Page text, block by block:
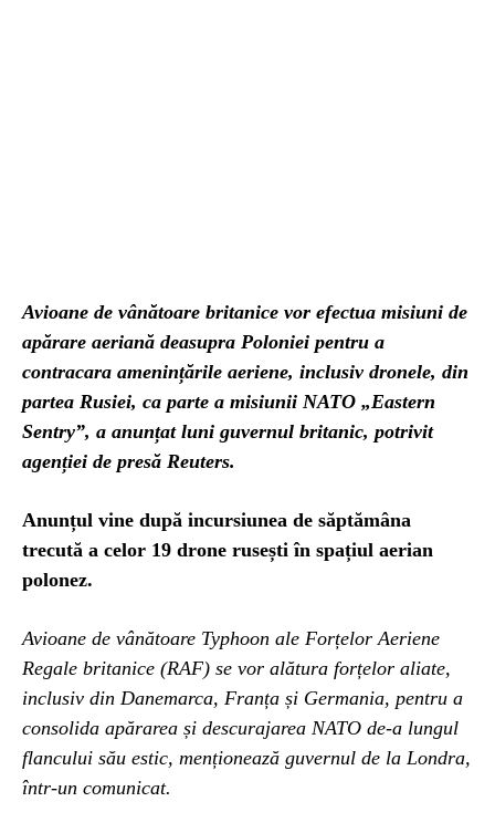
Avioane de vânătoare britanice vor efectua misiuni de
apărare aeriană deasupra Poloniei pentru a
contracara amenințările aeriene, inclusiv dronele, din
partea Rusiei, ca parte a misiunii NATO „Eastern
Sentry”, a anunțat luni guvernul britanic, potrivit
agenției de presă Reuters.
Anunțul vine după incursiunea de săptămâna
trecută a celor 19 drone rusești în spațiul aerian
polonez.
Avioane de vânătoare Typhoon ale Forțelor Aeriene
Regale britanice (RAF) se vor alătura forțelor aliate,
inclusiv din Danemarca, Franța și Germania, pentru a
consolida apărarea și descurajarea NATO de-a lungul
flancului său estic, menționează guvernul de la Londra,
într-un comunicat.